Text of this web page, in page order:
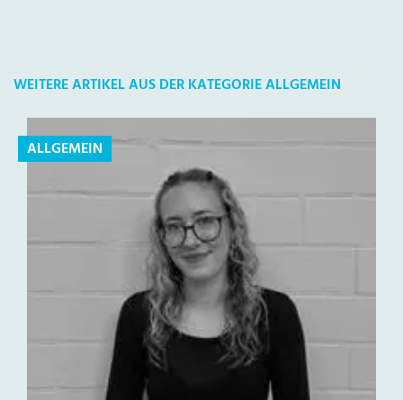
WEITERE ARTIKEL AUS DER KATEGORIE ALLGEMEIN
ALLGEMEIN